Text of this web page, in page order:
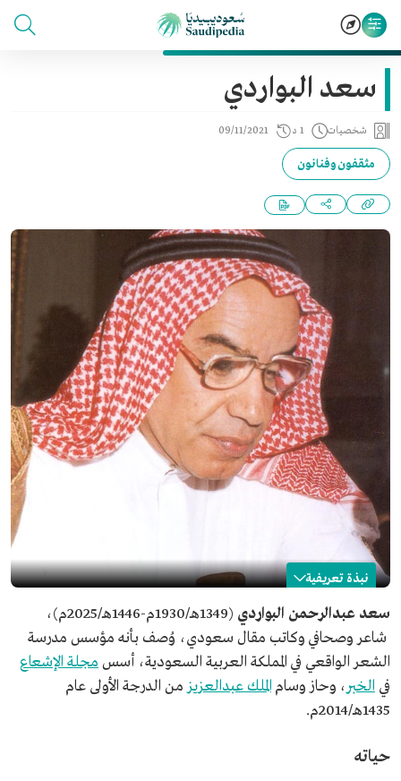
سعد البواردي
شخصيات 1 د 09/11/2021
مثقفون وفنانون
نبذة تعريفية
سعد البواردي
الاسم
سعد البواردي.
التصنيف
شاعر وصحافي وكاتب مقال سعودي.
تاريخ الميلاد
1930م .
تاريخ الوفاة
سعد عبدالرحمن البواردي
(1349هـ/1930م-1446هـ/2025م)،
شاعر وصحافي وكاتب مقال سعودي، وُصف بأنه مؤسس مدرسة
الشعر الواقعي في المملكة العربية السعودية، أسس مجلة الإشعاع
في الخبر، وحاز وسام الملك عبدالعزيز من الدرجة الأولى عام
1435هـ/2014م.
حياته